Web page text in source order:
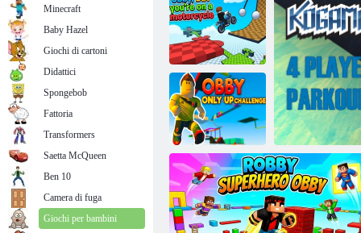
Ruba un Brainrot con Noob e Pro!
Obby, ma tu sei
su una moto
Sfida solo su
Obby
Minecraft
Baby Hazel
Giochi di cartoni
Didattici
Spongebob
Fattoria
Transformers
Saetta McQueen
Ben 10
Camera di fuga
Giochi per bambini